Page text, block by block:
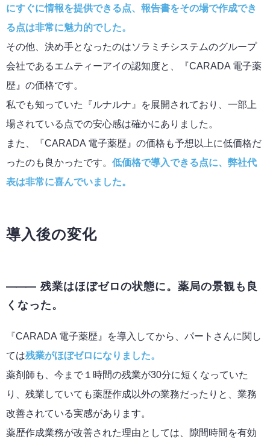
にすぐに情報を提供できる点、報告書をその場で作成でき
る点は非常に魅力的でした。
その他、決め手となったのはソラミチシステムのグループ
会社であるエムティーアイの認知度と、『CARADA 電子薬
歴』の価格です。
私でも知っていた『ルナルナ』を展開されており、一部上
場されている点での安心感は確かにありました。
また、『CARADA 電子薬歴』の価格も予想以上に低価格だ
ったのも良かったです。 低価格で導入できる点に、弊社代
表は非常に喜んでいました。
導入後の変化
残業はほぼゼロの状態に。薬局の景観も良
くなった。
『CARADA 電子薬歴』を導入してから、パートさんに関し
ては残業がほぼゼロになりました。
薬剤師も、今まで１時間の残業が30分に短くなっていた
り、残業していても薬歴作成以外の業務だったりと、業務
改善されている実感があります。
薬歴作成業務が改善された理由としては、隙間時間を有効